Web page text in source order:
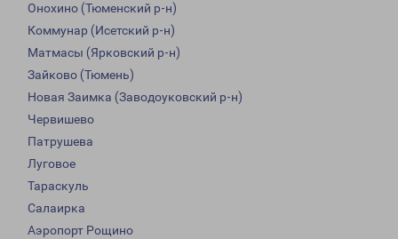
Онохино (Тюменский р-н)
Коммунар (Исетский р-н)
Матмасы (Ярковский р-н)
Зайково (Тюмень)
Новая Заимка (Заводоуковский р-н)
Червишево
Патрушева
Луговое
Тараскуль
Салаирка
Аэропорт Рощино